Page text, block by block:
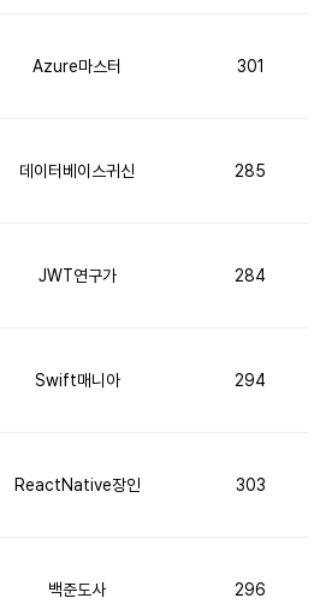
Azure마스터 301
데이터베이스귀신 285
JWT연구가 284
Swift매니아 294
ReactNative장인 303
백준도사 296